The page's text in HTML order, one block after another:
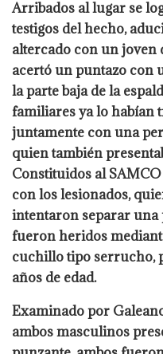
Arribados al lugar se
testigos del hecho,
altercado con un joven
acertó un puntazo con
la parte baja de la
familiares ya lo habían
juntamente con una
quien también
Constituidos al
con los lesionados,
intentaron separar una
fueron heridos
cuchillo tipo serrucho,
años de edad.
Examinado por
ambos masculinos